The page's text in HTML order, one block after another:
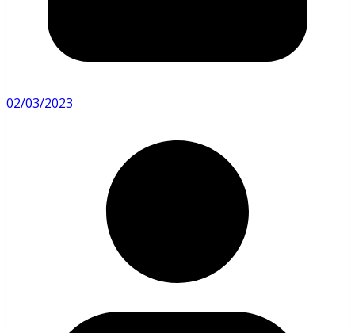
02/03/2023